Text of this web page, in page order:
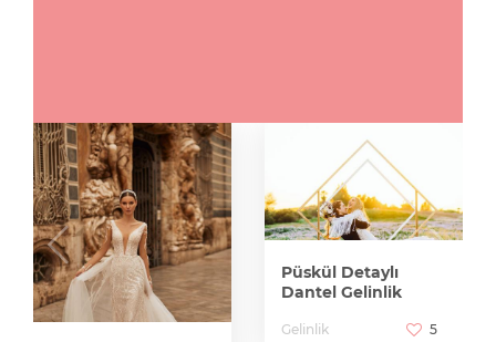
Püskül Detaylı
Dantel Gelinlik
Gelinlik 5